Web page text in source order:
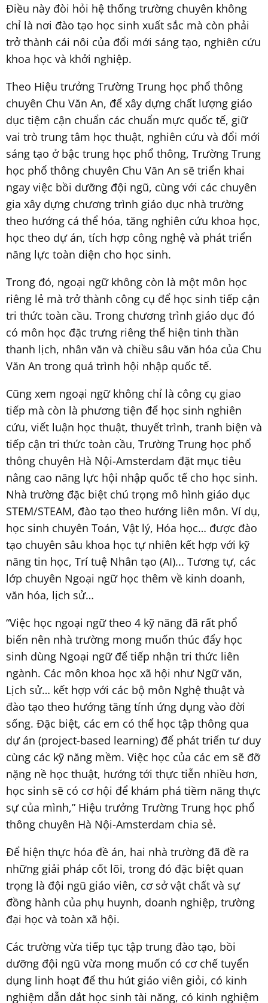
Điều này đòi hỏi hệ thống trường chuyên không
chỉ là nơi đào tạo học sinh xuất sắc mà còn phải
trở thành cái nôi của đổi mới sáng tạo, nghiên cứu
khoa học và khởi nghiệp.
Theo Hiệu trưởng Trường Trung học phổ thông
chuyên Chu Văn An, để xây dựng chất lượng giáo
dục tiệm cận chuẩn các chuẩn mực quốc tế, giữ
vai trò trung tâm học thuật, nghiên cứu và đổi mới
sáng tạo ở bậc trung học phổ thông, Trường Trung
học phổ thông chuyên Chu Văn An sẽ triển khai
ngay việc bồi dưỡng đội ngũ, cùng với các chuyên
gia xây dựng chương trình giáo dục nhà trường
theo hướng cá thể hóa, tăng nghiên cứu khoa học,
học theo dự án, tích hợp công nghệ và phát triển
năng lực toàn diện cho học sinh.
Trong đó, ngoại ngữ không còn là một môn học
riêng lẻ mà trở thành công cụ để học sinh tiếp cận
tri thức toàn cầu. Trong chương trình giáo dục đó
có môn học đặc trưng riêng thể hiện tinh thần
thanh lịch, nhân văn và chiều sâu văn hóa của Chu
Văn An trong quá trình hội nhập quốc tế.
Cũng xem ngoại ngữ không chỉ là công cụ giao
tiếp mà còn là phương tiện để học sinh nghiên
cứu, viết luận học thuật, thuyết trình, tranh biện và
tiếp cận tri thức toàn cầu, Trường Trung học phổ
thông chuyên Hà Nội-Amsterdam đặt mục tiêu
nâng cao năng lực hội nhập quốc tế cho học sinh.
Nhà trường đặc biệt chú trọng mô hình giáo dục
STEM/STEAM, đào tạo theo hướng liên môn. Ví dụ,
học sinh chuyên Toán, Vật lý, Hóa học… được đào
tạo chuyên sâu khoa học tự nhiên kết hợp với kỹ
năng tin học, Trí tuệ Nhân tạo (AI)... Tương tự, các
lớp chuyên Ngoại ngữ học thêm về kinh doanh,
văn hóa, lịch sử…
“Việc học ngoại ngữ theo 4 kỹ năng đã rất phổ
biến nên nhà trường mong muốn thúc đẩy học
sinh dùng Ngoại ngữ để tiếp nhận tri thức liên
ngành. Các môn khoa học xã hội như Ngữ văn,
Lịch sử… kết hợp với các bộ môn Nghệ thuật và
đào tạo theo hướng tăng tính ứng dụng vào đời
sống. Đặc biệt, các em có thể học tập thông qua
dự án (project-based learning) để phát triển tư duy
cùng các kỹ năng mềm. Việc học của các em sẽ đỡ
nặng nề học thuật, hướng tới thực tiễn nhiều hơn,
học sinh sẽ có cơ hội để khám phá tiềm năng thực
sự của mình,” Hiệu trưởng Trường Trung học phổ
thông chuyên Hà Nội-Amsterdam chia sẻ.
Để hiện thực hóa đề án, hai nhà trường đã đề ra
những giải pháp cốt lõi, trong đó đặc biệt quan
trọng là đội ngũ giáo viên, cơ sở vật chất và sự
đồng hành của phụ huynh, doanh nghiệp, trường
đại học và toàn xã hội.
Các trường vừa tiếp tục tập trung đào tạo, bồi
dưỡng đội ngũ vừa mong muốn có cơ chế tuyển
dụng linh hoạt để thu hút giáo viên giỏi, có kinh
nghiệm dẫn dắt học sinh tài năng, có kinh nghiệm